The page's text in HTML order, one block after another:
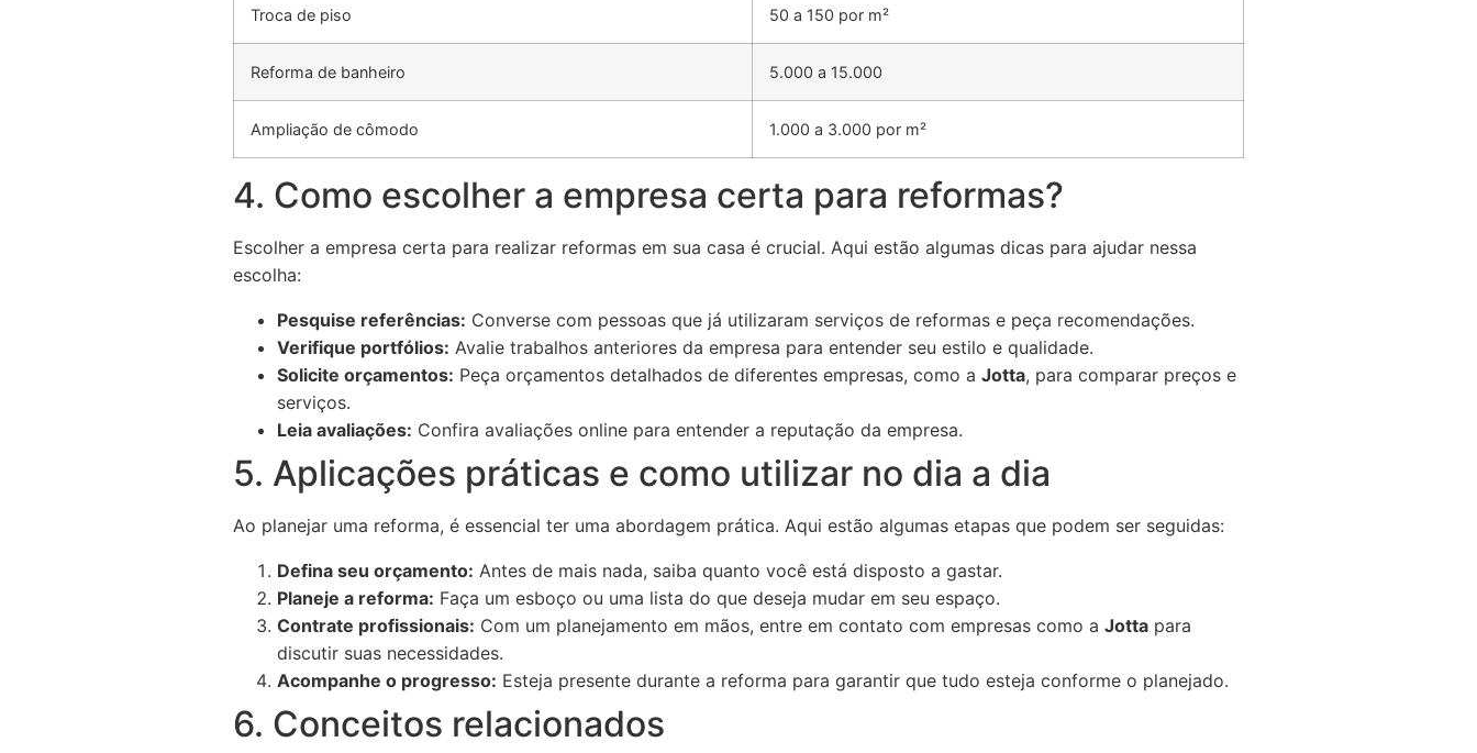
Troca de piso 50 a 150 por m²
Reforma de banheiro 5.000 a 15.000
Ampliação de cômodo 1.000 a 3.000 por m²
4. Como escolher a empresa certa para reformas?
Escolher a empresa certa para realizar reformas em sua casa é crucial. Aqui estão algumas dicas para ajudar nessa
escolha:
Pesquise referências: Converse com pessoas que já utilizaram serviços de reformas e peça recomendações.
Verifique portfólios: Avalie trabalhos anteriores da empresa para entender seu estilo e qualidade.
Solicite orçamentos: Peça orçamentos detalhados de diferentes empresas, como a Jotta, para comparar preços e
serviços.
Leia avaliações: Confira avaliações online para entender a reputação da empresa.
5. Aplicações práticas e como utilizar no dia a dia
Ao planejar uma reforma, é essencial ter uma abordagem prática. Aqui estão algumas etapas que podem ser seguidas:
Defina seu orçamento: Antes de mais nada, saiba quanto você está disposto a gastar.
Planeje a reforma: Faça um esboço ou uma lista do que deseja mudar em seu espaço.
Contrate profissionais: Com um planejamento em mãos, entre em contato com empresas como a Jotta para
discutir suas necessidades.
Acompanhe o progresso: Esteja presente durante a reforma para garantir que tudo esteja conforme o planejado.
6. Conceitos relacionados